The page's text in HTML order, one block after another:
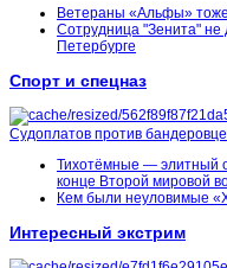
Ветераны «Альфы»
Сотрудница "Зенита" не
Петербурге
Спорт и спецназ
Судоплатов против
Тихотёмные ― элитный
конце Второй мировой
Кем были неуловимые
Интересный экстрим